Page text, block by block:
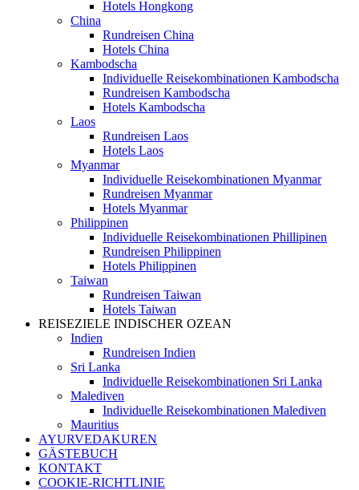
Hotels Hongkong
China
Rundreisen China
Hotels China
Kambodscha
Individuelle Reisekombinationen Kambodscha
Rundreisen Kambodscha
Hotels Kambodscha
Laos
Rundreisen Laos
Hotels Laos
Myanmar
Individuelle Reisekombinationen Myanmar
Rundreisen Myanmar
Hotels Myanmar
Philippinen
Individuelle Reisekombinationen Phillipinen
Rundreisen Philippinen
Hotels Philippinen
Taiwan
Rundreisen Taiwan
Hotels Taiwan
REISEZIELE INDISCHER OZEAN
Indien
Rundreisen Indien
Sri Lanka
Individuelle Reisekombinationen Sri Lanka
Malediven
Individuelle Reisekombinationen Malediven
Mauritius
AYURVEDAKUREN
GÄSTEBUCH
KONTAKT
COOKIE-RICHTLINIE